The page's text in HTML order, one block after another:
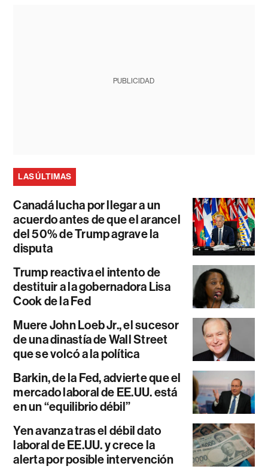
PUBLICIDAD
LAS ÚLTIMAS
Canadá lucha por llegar a un
acuerdo antes de que el arancel
del 50% de Trump agrave la
disputa
Trump reactiva el intento de
destituir a la gobernadora Lisa
Cook de la Fed
Muere John Loeb Jr., el sucesor
de una dinastía de Wall Street
que se volcó a la política
Barkin, de la Fed, advierte que el
mercado laboral de EE.UU. está
en un “equilibrio débil”
Yen avanza tras el débil dato
laboral de EE.UU. y crece la
alerta por posible intervención